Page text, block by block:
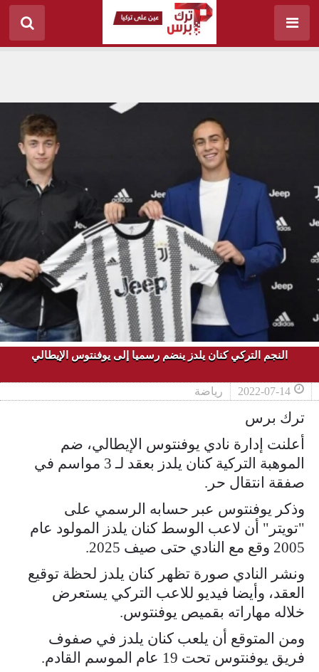
النجم التركي كنان يلدز ينضم رسميا إلى يوفنتوس الإيطالي
2022-07-14 رياضة
ترك برس
أعلنت إدارة نادي يوفنتوس الإيطالي، ضم
الموهبة التركية كنان يلدز بعقد لـ 3 مواسم في
صفقة انتقال حر.
وذكر يوفنتوس عبر حسابه الرسمي على
"تويتر" أن لاعب الوسط كنان يلدز المولود عام
2005 وقع مع النادي حتى صيف 2025.
ونشر النادي صورة تظهر كنان يلدز لحظة توقيع
العقد، وأيضا فيديو للاعب التركي يستعرض
خلاله مهاراته بقميص يوفنتوس.
ومن المتوقع أن يلعب كنان يلدز في صفوف
فريق يوفنتوس تحت 19 عام الموسم القادم.